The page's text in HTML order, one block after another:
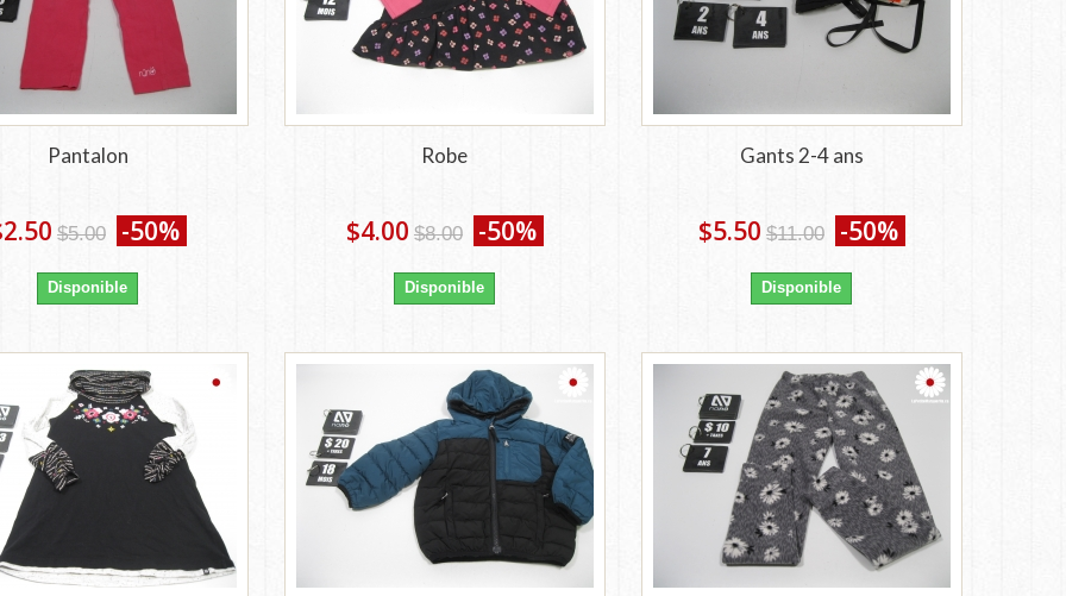
Pantalon
$5.00 -50%
Disponible
Robe
$4.00 $8.00 -50%
Disponible
Gants 2-4 ans
$5.50 $11.00 -50%
Disponible